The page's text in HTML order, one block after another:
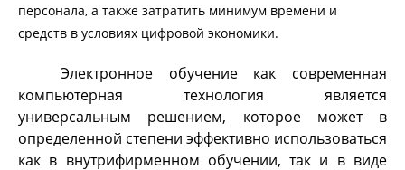
персонала, а также затратить минимум времени и
средств в условиях цифровой экономики.
Электронное обучение как современная
компьютерная технология является
универсальным решением, которое может в
определенной степени эффективно использоваться
как в внутрифирменном обучении, так и в виде